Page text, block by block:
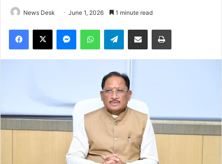
News Desk June 1, 2026 1 minute read
Facebook
X MessengerWhatsAppTelegramShare via Email Print